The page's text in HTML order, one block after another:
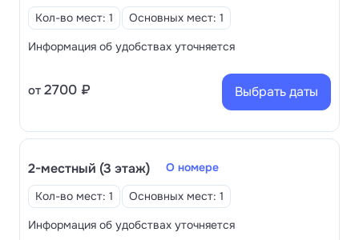
Многопрофильный санаторий специализируется
на лечении и профилактики множества
ЖКТ, сосудов и сердца, нервной системы, лор-
органов и опорно-двигательного аппарата. В
санатории хорошая диагностическая и леченая
базы, последняя включает спелео- и галокамеры.
Отдыхающим предлагаются различные лечебно-
профилактические процедуры, среди которых
наибольшей популярностью пользуются лечебные
ванны, гальванолечение, сеансы аппаратной
Кол-во мест: 1
Основных мест: 1
Информация об удобствах уточняется
от 2700 ₽ Выбрать даты
2-местный (3 этаж)
О номере
Кол-во мест: 1
Основных мест: 1
Информация об удобствах уточняется